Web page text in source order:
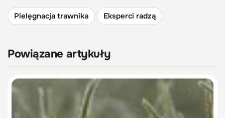
Pielęgnacja trawnika Eksperci radzą
Powiązane artykuły